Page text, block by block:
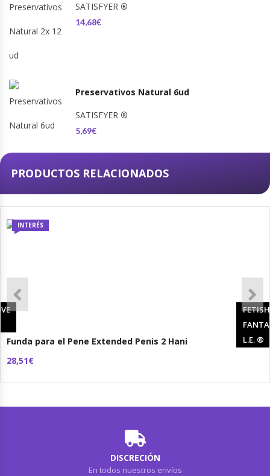
SATISFYER ®
14,68€
Preservativos Natural 6ud
SATISFYER ®
5,69€
PRODUCTOS RELACIONADOS
INTERÉS
Funda para el Pene Extended Penis 2 Hani
28,51€
FETISH
L.E.®
DISCRECIÓN
En todos nuestros envíos